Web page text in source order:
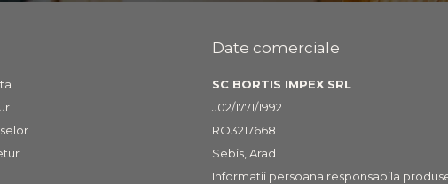
Date comerciale
SC BORTIS IMPEX SRL
J02/1771/1992
RO3217668
Sebis, Arad
Informatii persoana responsabila